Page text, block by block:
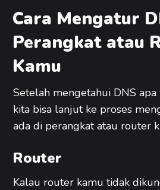
Cara Mengatur
Perangkat atau
Kamu
Setelah mengetahui DNS apa
kita bisa lanjut ke proses
ada di perangkat atau router
Router
Kalau router kamu tidak